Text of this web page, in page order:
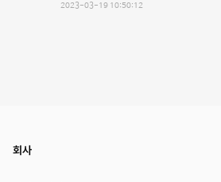
2023-03-19 10:50:12
회사